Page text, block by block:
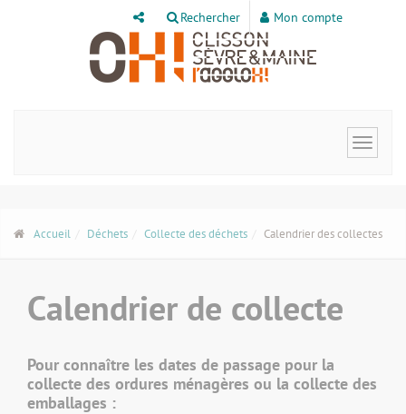
Rechercher Mon compte
Toggle
Accueil Déchets Collecte des déchets Calendrier des collectes
Calendrier de collecte
Pour connaître les dates de passage pour la
collecte des ordures ménagères ou la collecte des
emballages :
Panneau de gestion des cookies